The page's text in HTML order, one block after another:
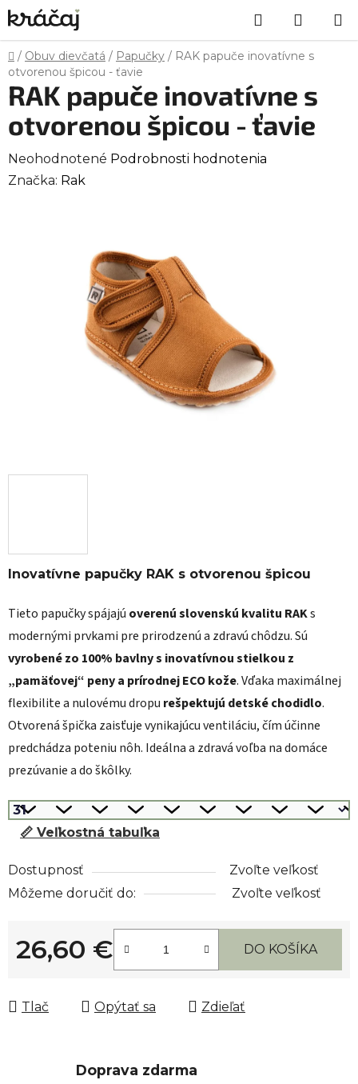
Prejsť
na
obsah
Hľadať
KOŠÍK
Domov
/ Obuv dievčatá / Papučky / RAK papuče inovatívne s
otvorenou špicou - ťavie
Inovatívne papučky RAK s otvorenou špicou
Tieto papučky spájajú overenú slovenskú kvalitu RAKs
modernými prvkami pre prirodzenú a zdravú chôdzu. Sú
vyrobené zo 100% bavlny s inovatívnou stielkou z
„pamäťovej“ peny a prírodnej ECO kože. Vďaka maximálnej
flexibilite a nulovému dropu rešpektujú detské chodidlo.
Otvorená špička zaisťuje vynikajúcu ventiláciu, čím účinne
predchádza poteniu nôh. Ideálna a zdravá voľba na domáce
prezúvanie a do škôlky.
📏 Veľkostná tabuľka
Dostupnosť
Zvoľte veľkosť
Môžeme doručiť do:
Zvoľte veľkosť
26,60 €
Jednotková cena:
DO KOŠÍKA
Tlač Opýtať sa Zdieľať
RAK papuče inovatívne s
otvorenou špicou - ťavie
Priemerné
hodnotenie
Neohodnotené Podrobnosti hodnotenia
Značka: Rak
Doprava zdarma